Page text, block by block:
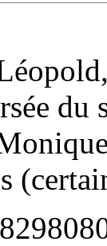
du